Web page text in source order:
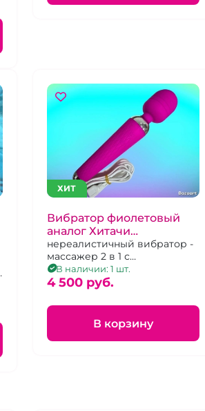
ХИТ
Вибратор фиолетовый
аналог Хитачи
двусторнний
нереалистичный вибратор -
массажер 2 в 1 с
вибрирующей головкой и
стволом
В наличии: 1 шт.
4 500 pуб.
В корзину